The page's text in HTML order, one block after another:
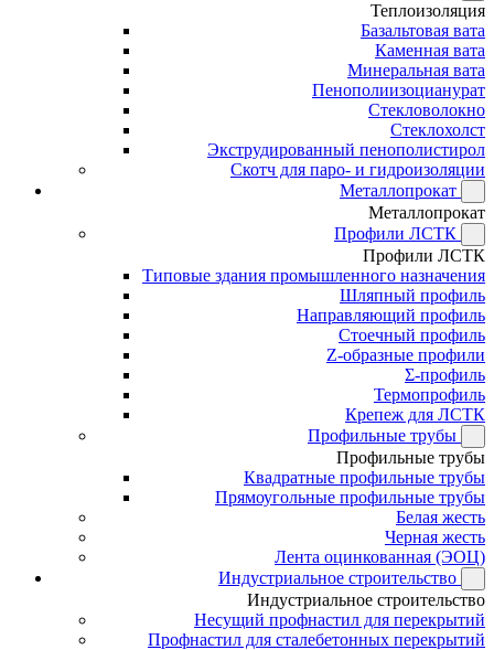
Теплоизоляция
Базальтовая вата
Каменная вата
Минеральная вата
Пенополиизоцианурат
Стекловолокно
Стеклохолст
Экструдированный пенополистирол
Скотч для паро- и гидроизоляции
Металлопрокат
Металлопрокат
Профили ЛСТК
Профили ЛСТК
Типовые здания промышленного назначения
Шляпный профиль
Направляющий профиль
Стоечный профиль
Z-образные профили
Σ-профиль
Термопрофиль
Крепеж для ЛСТК
Профильные трубы
Профильные трубы
Квадратные профильные трубы
Прямоугольные профильные трубы
Белая жесть
Черная жесть
Лента оцинкованная (ЭОЦ)
Индустриальное строительство
Индустриальное строительство
Несущий профнастил для перекрытий
Профнастил для сталебетонных перекрытий